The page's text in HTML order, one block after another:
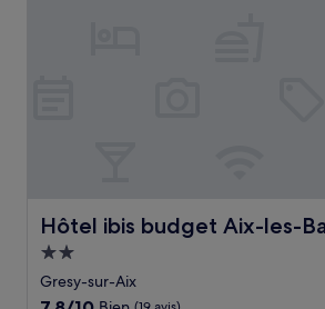
Hôtel ibis budget Aix-les-
Hôtel ibis budget Aix-les-Bains
Hébergement
2.0 étoiles
Gresy-sur-Aix
7.8